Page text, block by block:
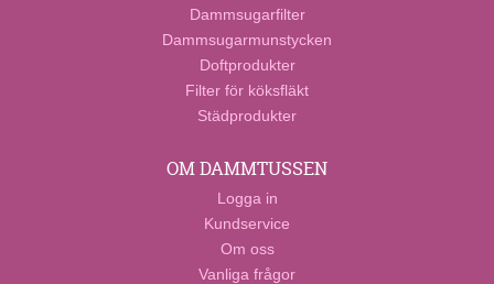
Dammsugarfilter
Dammsugarmunstycken
Doftprodukter
Filter för köksfläkt
Städprodukter
OM DAMMTUSSEN
Logga in
Kundservice
Om oss
Vanliga frågor